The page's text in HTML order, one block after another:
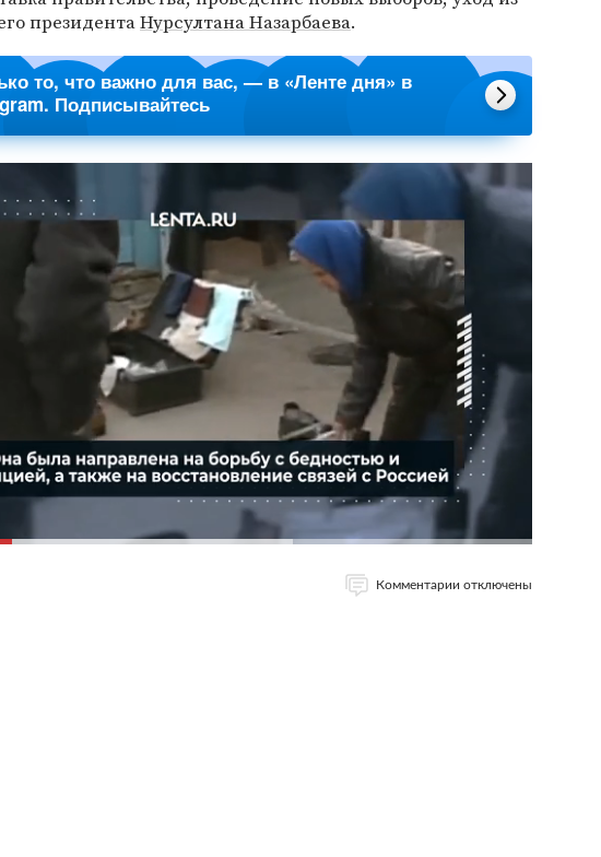
президентаНурсултана Назарбаева.
то, что важно для вас, — в «Ленте дня» в
Подписывайтесь
Комментарии отключены